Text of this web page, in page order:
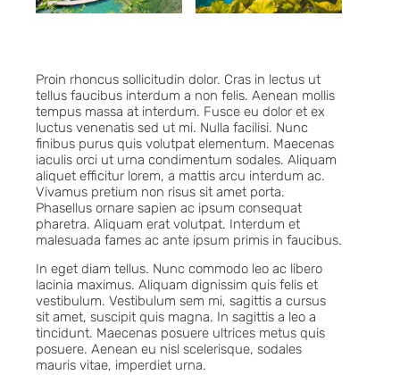
Proin rhoncus sollicitudin dolor. Cras in lectus ut
tellus faucibus interdum a non felis. Aenean mollis
tempus massa at interdum. Fusce eu dolor et ex
luctus venenatis sed ut mi. Nulla facilisi. Nunc
finibus purus quis volutpat elementum. Maecenas
iaculis orci ut urna condimentum sodales. Aliquam
aliquet efficitur lorem, a mattis arcu interdum ac.
Vivamus pretium non risus sit amet porta.
Phasellus ornare sapien ac ipsum consequat
pharetra. Aliquam erat volutpat. Interdum et
malesuada fames ac ante ipsum primis in faucibus.
In eget diam tellus. Nunc commodo leo ac libero
lacinia maximus. Aliquam dignissim quis felis et
vestibulum. Vestibulum sem mi, sagittis a cursus
sit amet, suscipit quis magna. In sagittis a leo a
tincidunt. Maecenas posuere ultrices metus quis
posuere. Aenean eu nisl scelerisque, sodales
mauris vitae, imperdiet urna.